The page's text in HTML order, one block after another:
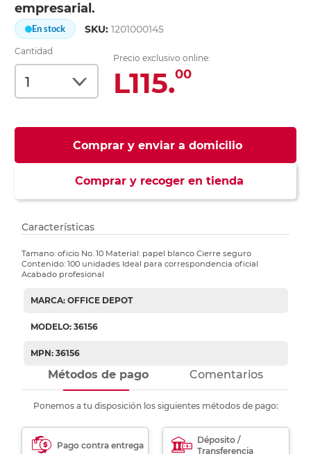
empresarial.
En stock SKU:1201000145
Cantidad
Precio exclusivo online:
L115.00
Comprar y enviar a domicilio
Comprar y recoger en tienda
Características
Tamano: oficio No. 10 Material: papel blanco Cierre seguro
Contenido: 100 unidades Ideal para correspondencia oficial
Acabado profesional
MARCA: OFFICE DEPOT
MODELO: 36156
MPN: 36156
Métodos de pago Comentarios
Ponemos a tu disposición los siguientes métodos de pago:
Pago contra entrega
Déposito /
Transferencia